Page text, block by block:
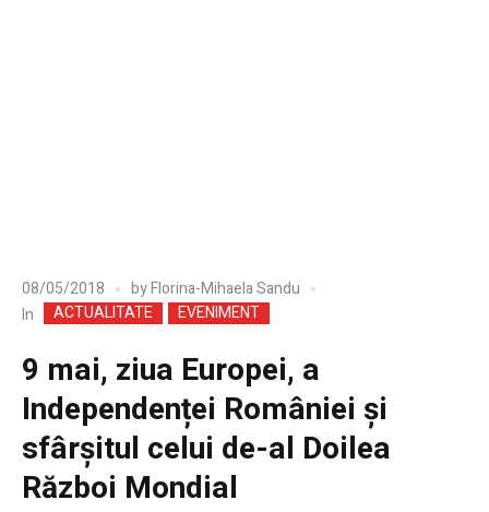
08/05/2018 byFlorina-Mihaela Sandu
In
ACTUALITATE EVENIMENT
9 mai, ziua Europei, a
Independenței României și
sfârșitul celui de-al Doilea
Război Mondial